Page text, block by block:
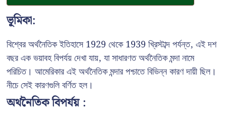
ভূমিকা:
বিশ্বের অর্থনৈতিক ইতিহাসে 1929 থেকে 1939 খ্রিস্টাব্দ পর্যন্ত, এই দশ
বছর এক ভয়াবহ বিপর্যয় দেখা যায়, যা সাধারণত অর্থনৈতিক মন্দা নামে
পরিচিত। আমেরিকার এই অর্থনৈতিক মন্দার পশ্চাতে বিভিন্ন কারণ দায়ী ছিল।
নীচে সেই কারণগুলি বর্ণিত হল।
অর্থনৈতিক বিপর্যয় :